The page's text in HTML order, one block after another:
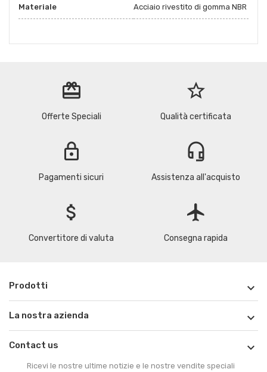
Materiale Acciaio rivestito di gomma NBR
redeem
Offerte Speciali
star_border
Qualità certificata
lock
Pagamenti sicuri
headset_mic
Assistenza all'acquisto
attach_money
Convertitore di valuta
flight
Consegna rapida
Prodotti 
La nostra azienda 
Contact us 
Ricevi le nostre ultime notizie e le nostre vendite speciali